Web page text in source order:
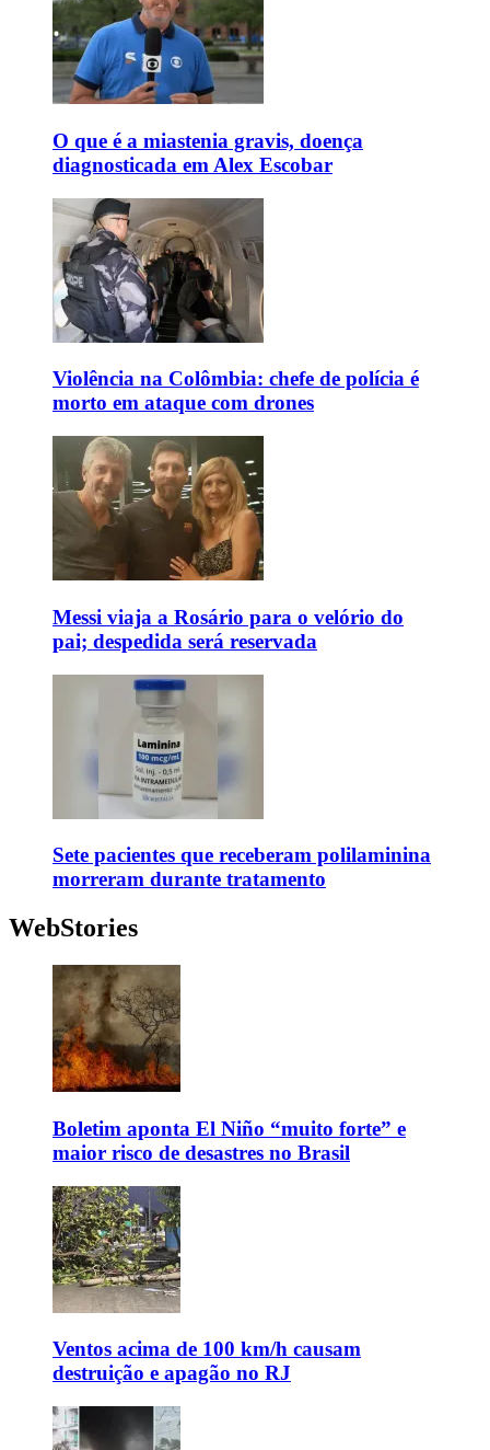
O que é a miastenia gravis, doença
diagnosticada em Alex Escobar
Violência na Colômbia: chefe de polícia é
morto em ataque com drones
Messi viaja a Rosário para o velório do
pai; despedida será reservada
Sete pacientes que receberam polilaminina
morreram durante tratamento
WebStories
Boletim aponta El Niño “muito forte” e
maior risco de desastres no Brasil
Ventos acima de 100 km/h causam
destruição e apagão no RJ